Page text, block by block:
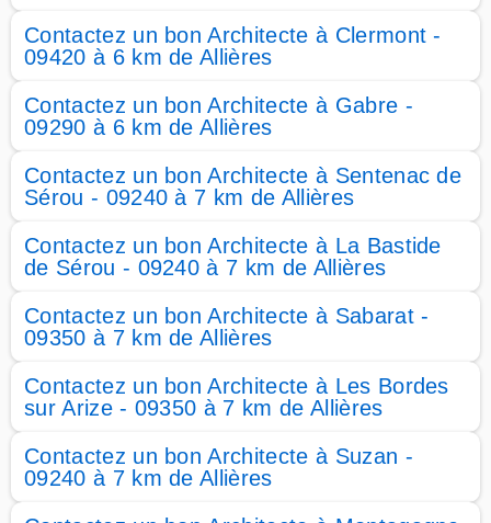
Contactez un bon Architecte à Clermont -
09420 à 6 km de Allières
Contactez un bon Architecte à Gabre -
09290 à 6 km de Allières
Contactez un bon Architecte à Sentenac de
Sérou - 09240 à 7 km de Allières
Contactez un bon Architecte à La Bastide
de Sérou - 09240 à 7 km de Allières
Contactez un bon Architecte à Sabarat -
09350 à 7 km de Allières
Contactez un bon Architecte à Les Bordes
sur Arize - 09350 à 7 km de Allières
Contactez un bon Architecte à Suzan -
09240 à 7 km de Allières